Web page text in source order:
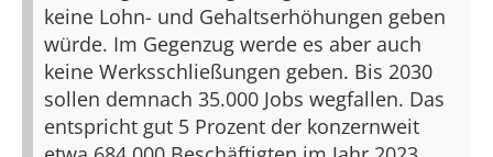
keine Lohn- und Gehaltserhöhungen geben
würde. Im Gegenzug werde es aber auch
keine Werksschließungen geben. Bis 2030
sollen demnach 35.000 Jobs wegfallen. Das
entspricht gut 5 Prozent der konzernweit